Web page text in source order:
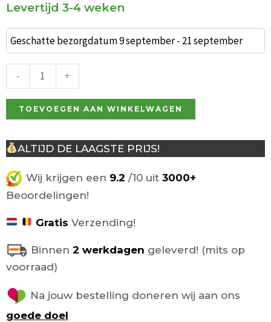
Levertijd 3-4 weken
Geschatte bezorgdatum 9 september - 21 september
-
barkruk
Sonia
groen
aantal
+
TOEVOEGEN AAN WINKELWAGEN
ALTIJD DE LAAGSTE PRIJS!
Wij krijgen een 9.2 /10 uit 3000+
Beoordelingen!
Gratis Verzending!
Binnen 2 werkdagen geleverd! (mits op
voorraad)
Na jouw bestelling doneren wij aan ons
goede doel